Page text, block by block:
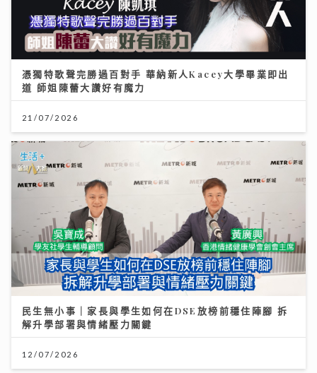
憑獨特歌聲完勝過百對手 華納新人Kacey大學畢業即出
道 師姐陳蕾大讚好有魔力
21/07/2026
民生無小事｜家長與學生如何在DSE放榜前穩住陣腳 拆
解升學部署與情緒壓力關鍵
12/07/2026